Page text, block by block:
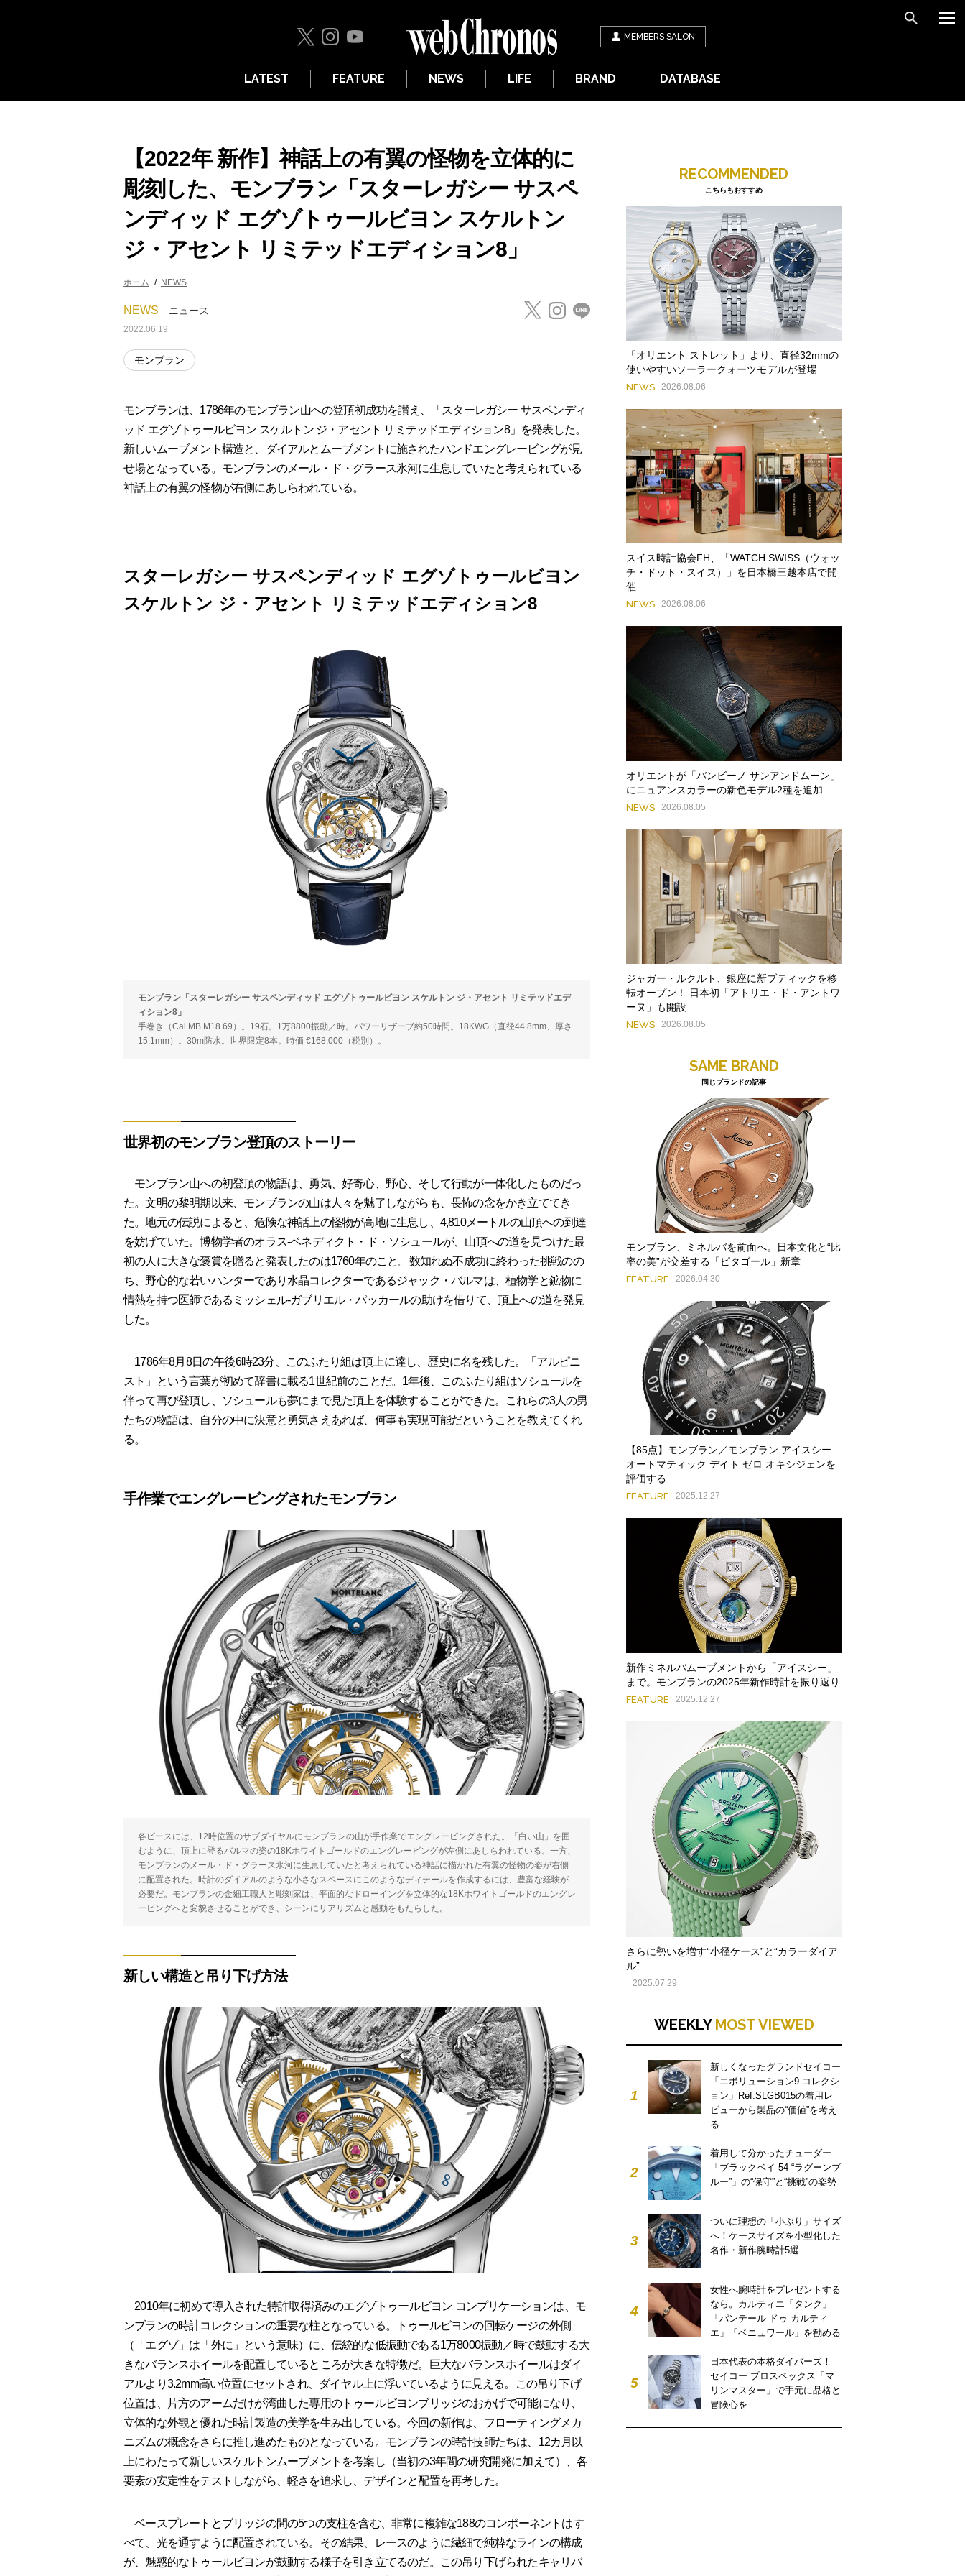
MEMBERS SALON
LATEST FEATURE NEWS LIFE BRAND DATABASE
【2022年 新作】神話上の有翼の怪物を立体的に
彫刻した、モンブラン「スターレガシー サスペ
ンディッド エグゾトゥールビヨン スケルトン
ジ・アセント リミテッドエディション8」
ホーム NEWS
NEWS ニュース
2022.06.19
モンブラン
モンブランは、1786年のモンブラン山への登頂初成功を讃え、「スターレガシー サスペンディ
ッド エグゾトゥールビヨン スケルトン ジ・アセント リミテッドエディション8」を発表した。
新しいムーブメント構造と、ダイアルとムーブメントに施されたハンドエングレービングが見
せ場となっている。モンブランのメール・ド・グラース氷河に生息していたと考えられている
神話上の有翼の怪物が右側にあしらわれている。
スターレガシー サスペンディッド エグゾトゥールビヨン
スケルトン ジ・アセント リミテッドエディション8
モンブラン「スターレガシー サスペンディッド エグゾトゥールビヨン スケルトン ジ・アセント リミテッドエデ
ィション8」
手巻き（Cal.MB M18.69）。19石。1万8800振動／時。パワーリザーブ約50時間。18KWG（直径44.8mm、厚さ
15.1mm）。30m防水。世界限定8本。時価 €168,000（税別）。
世界初のモンブラン登頂のストーリー
モンブラン山への初登頂の物語は、勇気、好奇心、野心、そして行動が一体化したものだっ
た。文明の黎明期以来、モンブランの山は人々を魅了しながらも、畏怖の念をかき立ててき
た。地元の伝説によると、危険な神話上の怪物が高地に生息し、4,810メートルの山頂への到達
を妨げていた。博物学者のオラス-ベネディクト・ド・ソシュールが、山頂への道を見つけた最
初の人に大きな褒賞を贈ると発表したのは1760年のこと。数知れぬ不成功に終わった挑戦のの
ち、野心的な若いハンターであり水晶コレクターであるジャック・バルマは、植物学と鉱物に
情熱を持つ医師であるミッシェル-ガブリエル・パッカールの助けを借りて、頂上への道を発見
した。
1786年8月8日の午後6時23分、このふたり組は頂上に達し、歴史に名を残した。「アルピニ
スト」という言葉が初めて辞書に載る1世紀前のことだ。1年後、このふたり組はソシュールを
伴って再び登頂し、ソシュールも夢にまで見た頂上を体験することができた。これらの3人の男
たちの物語は、自分の中に決意と勇気さえあれば、何事も実現可能だということを教えてくれ
る。
手作業でエングレービングされたモンブラン
各ピースには、12時位置のサブダイヤルにモンブランの山が手作業でエングレービングされた。「白い山」を囲
むように、頂上に登るバルマの姿の18Kホワイトゴールドのエングレービングが左側にあしらわれている。一方、
モンブランのメール・ド・グラース氷河に生息していたと考えられている神話に描かれた有翼の怪物の姿が右側
に配置された。時計のダイアルのような小さなスペースにこのようなディテールを作成するには、豊富な経験が
必要だ。モンブランの金細工職人と彫刻家は、平面的なドローイングを立体的な18Kホワイトゴールドのエングレ
ービングへと変貌させることができ、シーンにリアリズムと感動をもたらした。
新しい構造と吊り下げ方法
2010年に初めて導入された特許取得済みのエグゾトゥールビヨン コンプリケーションは、モ
ンブランの時計コレクションの重要な柱となっている。トゥールビヨンの回転ケージの外側
（「エグゾ」は「外に」という意味）に、伝統的な低振動である1万8000振動／時で鼓動する大
きなバランスホイールを配置しているところが大きな特徴だ。巨大なバランスホイールはダイ
アルより3.2mm高い位置にセットされ、ダイヤル上に浮いているように見える。この吊り下げ
位置は、片方のアームだけが湾曲した専用のトゥールビヨンブリッジのおかげで可能になり、
立体的な外観と優れた時計製造の美学を生み出している。今回の新作は、フローティングメカ
ニズムの概念をさらに推し進めたものとなっている。モンブランの時計技師たちは、12カ月以
上にわたって新しいスケルトンムーブメントを考案し（当初の3年間の研究開発に加えて）、各
要素の安定性をテストしながら、軽さを追求し、デザインと配置を再考した。
ベースプレートとブリッジの間の5つの支柱を含む、非常に複雑な188のコンポーネントはす
べて、光を通すように配置されている。その結果、レースのように繊細で純粋なラインの構成
が、魅惑的なトゥールビヨンが鼓動する様子を引き立てるのだ。この吊り下げられたキャリバ
RECOMMENDED
こちらもおすすめ
「オリエント ストレット」より、直径32mmの
使いやすいソーラークォーツモデルが登場
NEWS 2026.08.06
スイス時計協会FH、「WATCH.SWISS（ウォッ
チ・ドット・スイス）」を日本橋三越本店で開
催
NEWS 2026.08.06
オリエントが「バンビーノ サンアンドムーン」
にニュアンスカラーの新色モデル2種を追加
NEWS 2026.08.05
ジャガー・ルクルト、銀座に新ブティックを移
転オープン！ 日本初「アトリエ・ド・アントワ
ーヌ」も開設
NEWS 2026.08.05
SAME BRAND
同じブランドの記事
モンブラン、ミネルバを前面へ。日本文化と“比
率の美”が交差する「ピタゴール」新章
FEATURE 2026.04.30
【85点】モンブラン／モンブラン アイスシー
オートマティック デイト ゼロ オキシジェンを
評価する
FEATURE 2025.12.27
新作ミネルバムーブメントから「アイスシー」
まで。モンブランの2025年新作時計を振り返り
FEATURE 2025.12.27
さらに勢いを増す“小径ケース”と“カラーダイア
ル”
2025.07.29
WEEKLY MOST VIEWED
1
新しくなったグランドセイコー
「エボリューション9 コレクシ
ョン」Ref.SLGB015の着用レ
ビューから製品の“価値”を考え
る
2
着用して分かったチューダー
「ブラックベイ 54 “ラグーンブ
ルー”」の“保守”と“挑戦”の姿勢
3
ついに理想の「小ぶり」サイズ
へ！ケースサイズを小型化した
名作・新作腕時計5選
4
女性へ腕時計をプレゼントする
なら。カルティエ「タンク」
「パンテール ドゥ カルティ
エ」「ベニュワール」を勧める
5
日本代表の本格ダイバーズ！
セイコー プロスペックス「マ
リンマスター」で手元に品格と
冒険心を